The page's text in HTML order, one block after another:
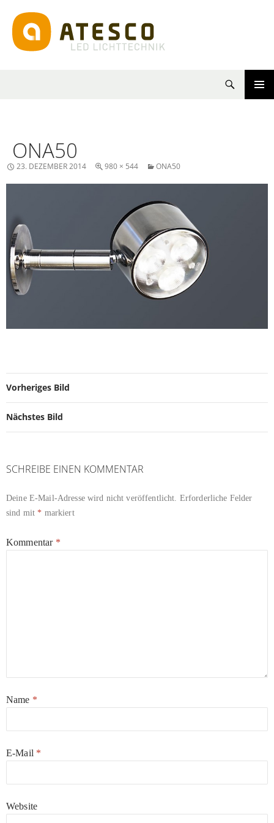
ONA50
23. DEZEMBER 2014 980 × 544 ONA50
Vorheriges Bild
Nächstes Bild
SCHREIBE EINEN KOMMENTAR
Deine E-Mail-Adresse wird nicht veröffentlicht. Erforderliche Felder
sind mit* markiert
Kommentar *
Name *
E-Mail *
Website